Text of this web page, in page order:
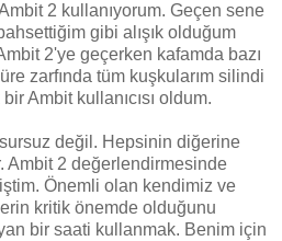
2 kullanıyorum. Geçen sene
gibi alışık olduğum
2'ye geçerken kafamda bazı
zarfında tüm kuşkularım silindi
Ambit kullanıcısı oldum.
değil. Hepsinin diğerine
Ambit 2 değerlendirmesinde
Önemli olan kendimiz ve
kritik önemde olduğunu
bir saati kullanmak. Benim için